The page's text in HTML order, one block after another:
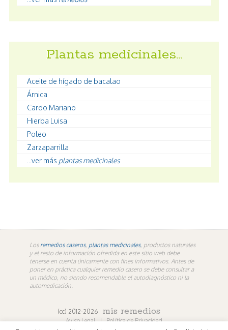
Plantas medicinales…
Aceite de hígado de bacalao
Árnica
Cardo Mariano
Hierba Luisa
Poleo
Zarzaparrilla
...ver más plantas medicinales
Los remedios caseros, plantas medicinales, productos naturales
y el resto de información ofredida en este sitio web debe
tenerse en cuenta únicamente con fines informativos. Antes de
poner en práctica cualquier remedio casero se debe consultar a
un médico, no siendo recomendable el autodiagnóstico ni la
automedicación.
(cc) 2012-2026 mis remedios
Aviso Legal | Política de Privacidad